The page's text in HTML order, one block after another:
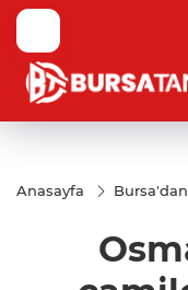
Anasayfa Bursa'dan